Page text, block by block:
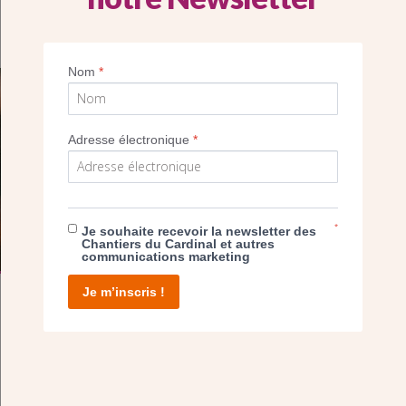
SEUL VOTRE DON
NOUS PERMET D’AGIR
FAIRE UN DON
Nom*
Adresse électronique*
Je souhaite recevoir la newsletter des
Chantiers du Cardinal et autres
communications marketing
*
Je m’inscris !